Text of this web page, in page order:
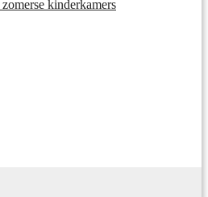
kinderkamers